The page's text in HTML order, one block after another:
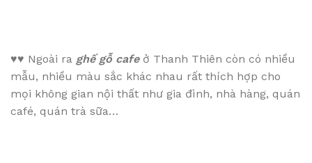
♥♥ Ngoài ra ghế gỗ cafeở Thanh Thiên còn có nhiều
mẫu, nhiều màu sắc khác nhau rất thích hợp cho
mọi không gian nội thất như gia đình, nhà hàng, quán
café, quán trà sữa…